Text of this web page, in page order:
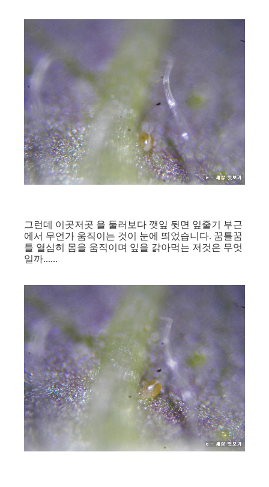
그런데 이곳저곳 을 둘러보다 깻잎 뒷면 잎줄기 부근
에서 무언가 움직이는 것이 눈에 띄었습니다. 꿈틀꿈
틀 열심히 몸을 움직이며 잎을 갉아먹는 저것은 무엇
일까......